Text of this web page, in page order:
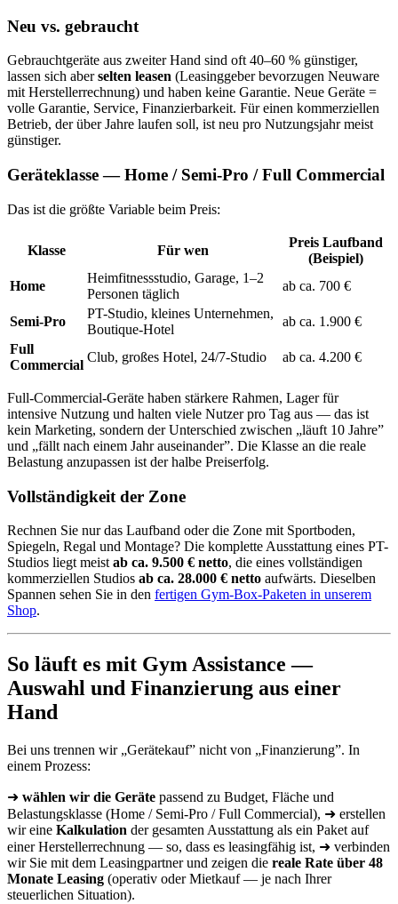
Neu vs. gebraucht
Gebrauchtgeräte aus zweiter Hand sind oft 40–60 % günstiger,
lassen sich aberselten leasen (Leasinggeber bevorzugen Neuware
mit Herstellerrechnung) und haben keine Garantie. Neue Geräte =
volle Garantie, Service, Finanzierbarkeit. Für einen kommerziellen
Betrieb, der über Jahre laufen soll, ist neu pro Nutzungsjahr meist
günstiger.
Geräteklasse — Home / Semi-Pro / Full Commercial
Das ist die größte Variable beim Preis:
Klasse Für wen
Preis Laufband
(Beispiel)
Home
Heimfitnessstudio, Garage, 1–2
Personen täglich
ab ca. 700 €
Semi-Pro
PT-Studio, kleines Unternehmen,
Boutique-Hotel
ab ca. 1.900 €
Full
Commercial
Club, großes Hotel, 24/7-Studio ab ca. 4.200 €
Full-Commercial-Geräte haben stärkere Rahmen, Lager für
intensive Nutzung und halten viele Nutzer pro Tag aus — das ist
kein Marketing, sondern der Unterschied zwischen „läuft 10 Jahre”
und „fällt nach einem Jahr auseinander”. Die Klasse an die reale
Belastung anzupassen ist der halbe Preiserfolg.
Vollständigkeit der Zone
Rechnen Sie nur das Laufband oder die Zone mit Sportboden,
Spiegeln, Regal und Montage? Die komplette Ausstattung eines PT-
Studios liegt meist ab ca. 9.500 € netto, die eines vollständigen
kommerziellen Studios ab ca. 28.000 € netto aufwärts. Dieselben
Spannen sehen Sie in den fertigen Gym-Box-Paketen in unserem
Shop.
So läuft es mit Gym Assistance —
Auswahl und Finanzierung aus einer
Hand
Bei uns trennen wir „Gerätekauf” nicht von „Finanzierung”. In
einem Prozess:
➜ wählen wir die Geräte passend zu Budget, Fläche und
Belastungsklasse (Home / Semi-Pro / Full Commercial), ➜ erstellen
wir eine Kalkulation der gesamten Ausstattung als ein Paket auf
einer Herstellerrechnung — so, dass es leasingfähig ist, ➜ verbinden
wir Sie mit dem Leasingpartner und zeigen die reale Rate über 48
Monate Leasing (operativ oder Mietkauf — je nach Ihrer
steuerlichen Situation).